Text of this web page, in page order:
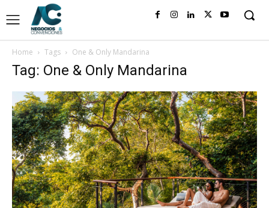
Home Tags One & Only Mandarina
Tag: One & Only Mandarina